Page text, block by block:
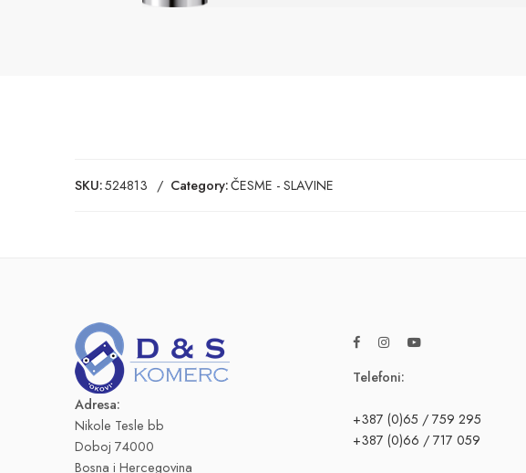
SKU:524813 Category:ČESME - SLAVINE
Adresa:
Nikole Tesle bb
Doboj 74000
Bosna i Hercegovina
Telefoni:
+387 (0)65 / 759 295
+387 (0)66 / 717 059